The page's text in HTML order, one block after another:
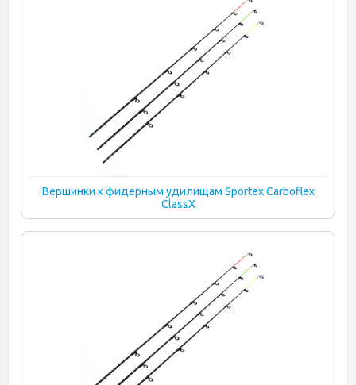
Вершинки к фидерным удилищам Sportex Carboflex
ClassX